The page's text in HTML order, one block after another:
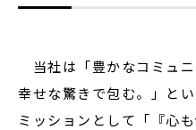
当社は「豊かなコミュ
幸せな驚きで包む。」と
ミッションとして「『心